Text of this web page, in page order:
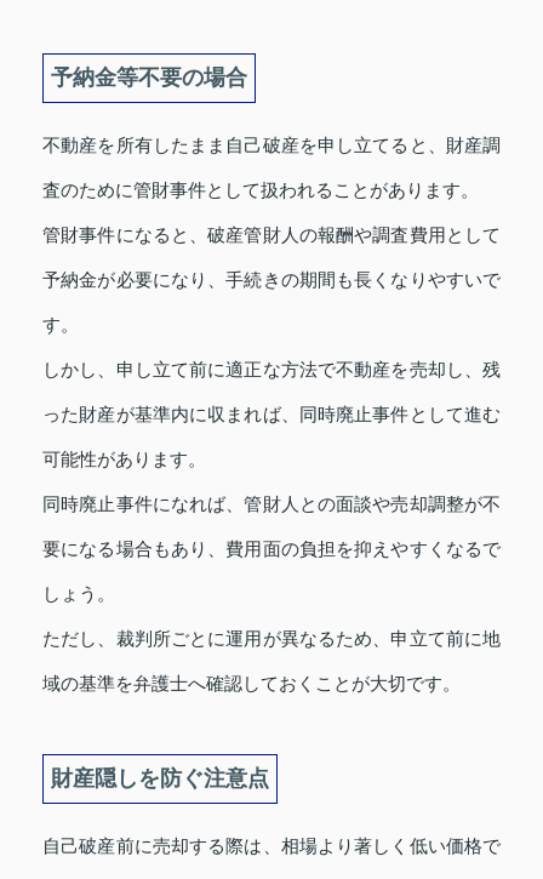
予納金等不要の場合
不動産を所有したまま自己破産を申し立てると、財産調
査のために管財事件として扱われることがあります。
管財事件になると、破産管財人の報酬や調査費用として
予納金が必要になり、手続きの期間も長くなりやすいで
す。
しかし、申し立て前に適正な方法で不動産を売却し、残
った財産が基準内に収まれば、同時廃止事件として進む
可能性があります。
同時廃止事件になれば、管財人との面談や売却調整が不
要になる場合もあり、費用面の負担を抑えやすくなるで
しょう。
ただし、裁判所ごとに運用が異なるため、申立て前に地
域の基準を弁護士へ確認しておくことが大切です。
財産隠しを防ぐ注意点
自己破産前に売却する際は、相場より著しく低い価格で